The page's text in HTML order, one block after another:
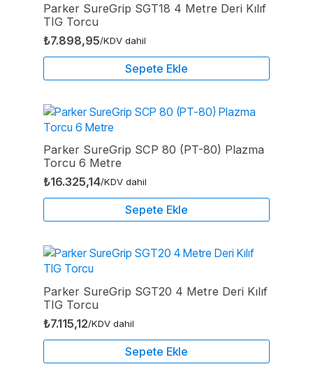
Parker SureGrip SGT18 4 Metre Deri Kılıf
TIG Torcu
₺7.898,95/KDV dahil
Sepete Ekle
Parker SureGrip SCP 80 (PT-80) Plazma
Torcu 6 Metre
₺16.325,14/KDV dahil
Sepete Ekle
Parker SureGrip SGT20 4 Metre Deri Kılıf
TIG Torcu
₺7.115,12/KDV dahil
Sepete Ekle